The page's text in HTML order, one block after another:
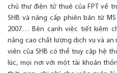
chủ thư điện tử thuê của FPT về
SHB và nâng cấp phiên bản từ
2007… Bên cạnh việc tiết kiệm
nâng cao chất lượng dịch vụ và
viên của SHB có thể truy cập hệ
lúc, mọi nơi với một tài khoản